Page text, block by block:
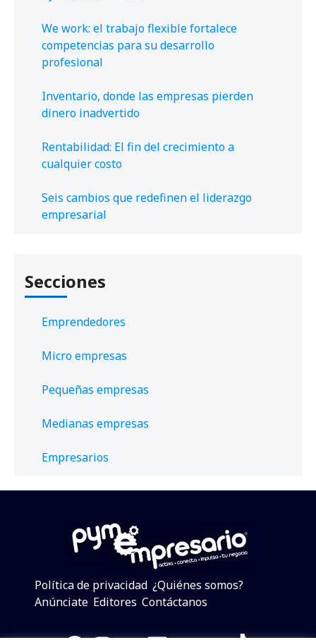
We work: el trabajo flexible fortalece
competencias para su desarrollo
profesional
Inventario, donde las empresas pierden
dinero inadvertido
Rentabilidad: El fin del crecimiento a
cualquier costo
Seis cambios que redefinen el liderazgo
empresarial
Secciones
Emprendedores
Micro empresas
Pequeñas empresas
Medianas empresas
Empresarios
Política de privacidad ¿Quiénes somos?
Anúnciate Editores Contáctanos